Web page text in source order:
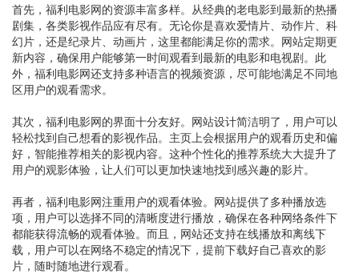
首先，福利电影网的资源丰富多样。从经典的老电影到最新的热播
剧集，各类影视作品应有尽有。无论你是喜欢爱情片、动作片、科
幻片，还是纪录片、动画片，这里都能满足你的需求。网站定期更
新内容，确保用户能够第一时间观看到最新的电影和电视剧。此
外，福利电影网还支持多种语言的视频资源，尽可能地满足不同地
区用户的观看需求。
其次，福利电影网的界面十分友好。网站设计简洁明了，用户可以
轻松找到自己想看的影视作品。主页上会根据用户的观看历史和偏
好，智能推荐相关的影视内容。这种个性化的推荐系统大大提升了
用户的观影体验，让人们可以更加快速地找到感兴趣的影片。
再者，福利电影网注重用户的观看体验。网站提供了多种播放选
项，用户可以选择不同的清晰度进行播放，确保在各种网络条件下
都能获得流畅的观看体验。而且，网站还支持在线播放和离线下
载，用户可以在网络不稳定的情况下，提前下载好自己喜欢的影
片，随时随地进行观看。